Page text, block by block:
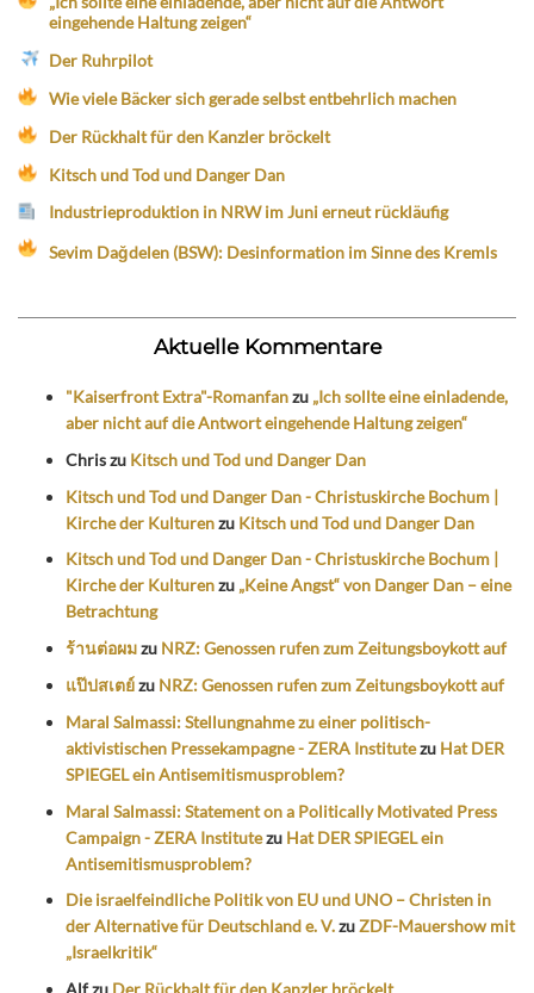
eingehende Haltung zeigen“
Der Ruhrpilot
Wie viele Bäcker sich gerade selbst entbehrlich machen
Der Rückhalt für den Kanzler bröckelt
Kitsch und Tod und Danger Dan
Industrieproduktion in NRW im Juni erneut rückläufig
Sevim Dağdelen (BSW): Desinformation im Sinne des Kremls
Aktuelle Kommentare
"Kaiserfront Extra"-Romanfanzu „Ich sollte eine einladende,
aber nicht auf die Antwort eingehende Haltung zeigen“
Chriszu Kitsch und Tod und Danger Dan
Kitsch und Tod und Danger Dan - Christuskirche Bochum |
Kirche der Kulturenzu Kitsch und Tod und Danger Dan
Kitsch und Tod und Danger Dan - Christuskirche Bochum |
Kirche der Kulturenzu „Keine Angst“ von Danger Dan – eine
Betrachtung
ร้านต่อผมzu NRZ: Genossen rufen zum Zeitungsboykott auf
แป๊ปสเตย์zu NRZ: Genossen rufen zum Zeitungsboykott auf
Maral Salmassi: Stellungnahme zu einer politisch-
aktivistischen Pressekampagne - ZERA Institutezu Hat DER
SPIEGEL ein Antisemitismusproblem?
Maral Salmassi: Statement on a Politically Motivated Press
Campaign - ZERA Institutezu Hat DER SPIEGEL ein
Antisemitismusproblem?
Die israelfeindliche Politik von EU und UNO – Christen in
der Alternative für Deutschland e. V.zuZDF-Mauershow mit
„Israelkritik“